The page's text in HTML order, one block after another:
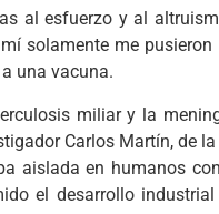
al esfuerzo y al
solamente me
una vacuna.
miliar y la
Carlos Martín, de
aislada en humanos
el desarrollo